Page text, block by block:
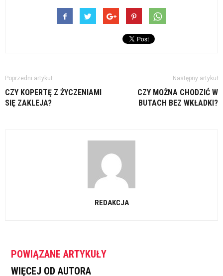
Poprzedni artykuł
CZY KOPERTĘ Z ŻYCZENIAMI
SIĘ ZAKLEJA?
Następny artykuł
CZY MOŻNA CHODZIĆ W
BUTACH BEZ WKŁADKI?
REDAKCJA
POWIĄZANE ARTYKUŁY
WIĘCEJ OD AUTORA